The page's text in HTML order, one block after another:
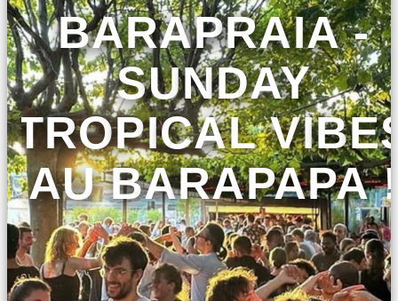
BARAPRAIA -
SUNDAY
TROPICAL
AU BARAPAPA !